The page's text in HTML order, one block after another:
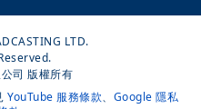
LTD.
司 版權所有
YouTube 服務條款、 Google 隱私